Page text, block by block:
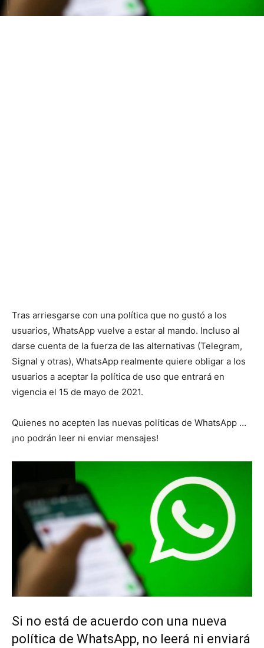
Tras arriesgarse con una política que no gustó a los
usuarios, WhatsApp vuelve a estar al mando. Incluso al
darse cuenta de la fuerza de las alternativas (Telegram,
Signal y otras), WhatsApp realmente quiere obligar a los
usuarios a aceptar la política de uso que entrará en
vigencia el 15 de mayo de 2021.
Quienes no acepten las nuevas políticas de WhatsApp …
¡no podrán leer ni enviar mensajes!
Si no está de acuerdo con una nueva
política de WhatsApp, no leerá ni enviará